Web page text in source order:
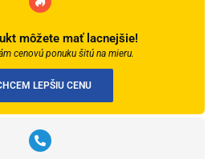
môžete mať lacnejšie!
cenovú ponuku šitú na mieru.
LEPŠIU CENU